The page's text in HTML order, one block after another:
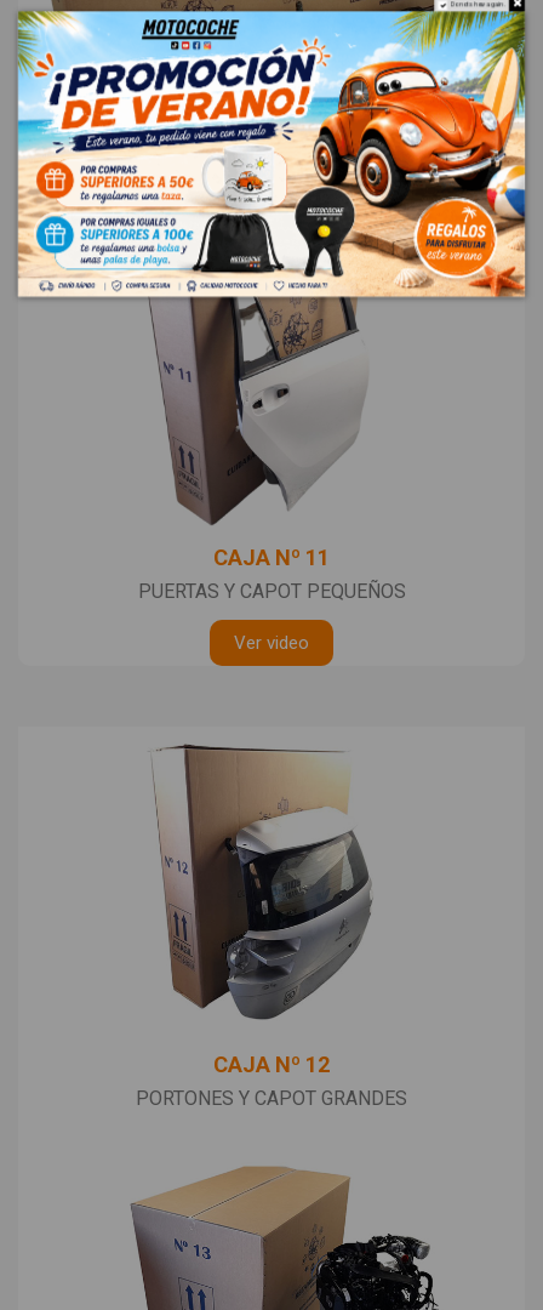
CAJA Nº 10
CREMALLERAS DE DIRECCION, CORTINAS DE AIR-BAG
CAJA Nº 11
PUERTAS Y CAPOT PEQUEÑOS
Ver video
CAJA Nº 12
PORTONES Y CAPOT GRANDES
Do not show again.